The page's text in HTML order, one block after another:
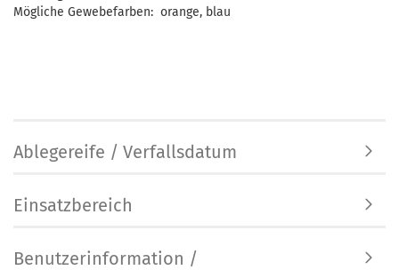
Mögliche Gewebefarben: orange, blau
Ablegereife / Verfallsdatum
Einsatzbereich
Benutzerinformation /